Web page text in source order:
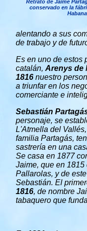
Retrato de Jaime
conservado en la
Habana
alentando a sus
de trabajo y de
Es en uno de estos
catalán, Arenys de
1816 nuestro
a triunfar en los
comerciante e
Sebastián
personaje, se
L'Atmella del
familia Partagás,
sastrería en una
Se casa en 1877
Jaime, que en
Pallarolas, y de
Sebastián. El
1816, de nombre
tabaquero que